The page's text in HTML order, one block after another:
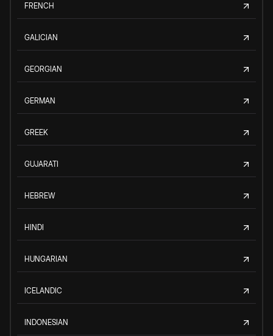
FRENCH
GALICIAN
GEORGIAN
GERMAN
GREEK
GUJARATI
HEBREW
HINDI
HUNGARIAN
ICELANDIC
INDONESIAN